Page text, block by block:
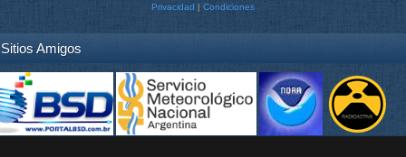
Privacidad | Condiciones
Sitios Amigos